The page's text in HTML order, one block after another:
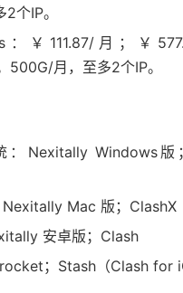
个IP。
：￥111.87/月；￥
500G/月，至多2个IP。
：Nexitally Windows版
Nexitally Mac 版；ClashX
安卓版；Clash
；Stash（Clash for